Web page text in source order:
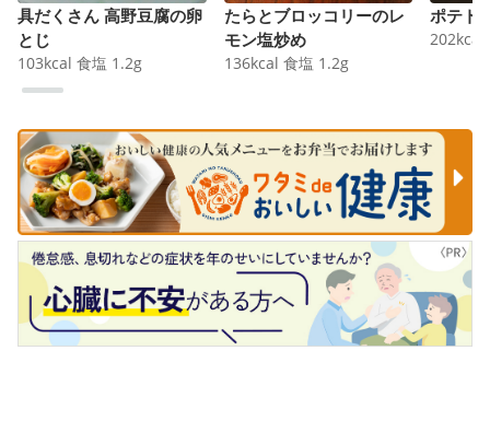
具だくさん 高野豆腐の卵
とじ
103kcal 食塩 1.2g
たらとブロッコリーのレ
モン塩炒め
136kcal 食塩 1.2g
ポテト
202kcal